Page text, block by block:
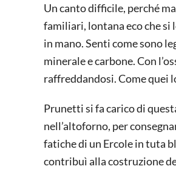
Un canto difficile, perché
familiari, lontana eco che si
in mano. Senti come sono
minerale e carbone. Con
raffreddandosi. Come quei
Prunetti si fa carico di
nell’altoforno, per
fatiche di un Ercole in tuta
contribuì alla costruzione